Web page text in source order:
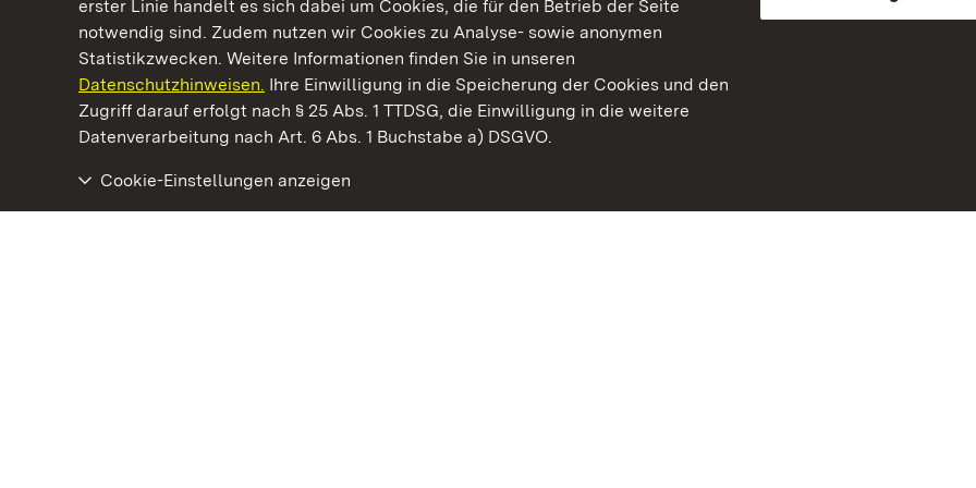
erster Linie handelt es sich dabei um Cookies, die für den Betrieb der Seite
notwendig sind. Zudem nutzen wir Cookies zu Analyse- sowie anonymen
Statistikzwecken. Weitere Informationen finden Sie in unseren
Datenschutzhinweisen. Ihre Einwilligung in die Speicherung der Cookies und den
Zugriff darauf erfolgt nach § 25 Abs. 1 TTDSG, die Einwilligung in die weitere
Datenverarbeitung nach Art. 6 Abs. 1 Buchstabe a) DSGVO.
Cookie-Einstellungen anzeigen
Kommen. Staunen. Genießen.